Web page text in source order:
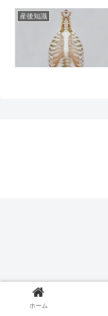
産後知識
ホーム